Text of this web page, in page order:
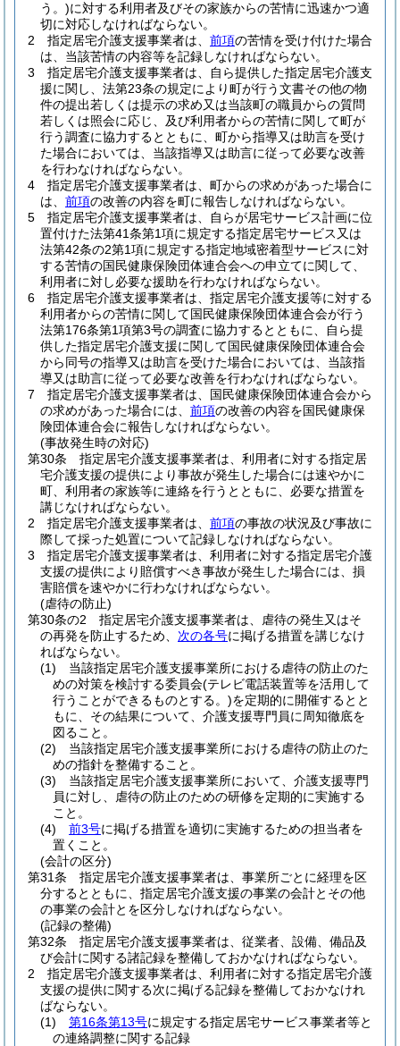
う。)に対する利用者及びその家族からの苦情に迅速かつ適
切に対応しなければならない。
2
指定居宅介護支援事業者は、 前項の苦情を受け付けた場合
は、当該苦情の内容等を記録しなければならない。
3
指定居宅介護支援事業者は、自ら提供した指定居宅介護支
援に関し、法第23条の規定により町が行う文書その他の物
件の提出若しくは提示の求め又は当該町の職員からの質問
若しくは照会に応じ、及び利用者からの苦情に関して町が
行う調査に協力するとともに、町から指導又は助言を受け
た場合においては、当該指導又は助言に従って必要な改善
を行わなければならない。
4
指定居宅介護支援事業者は、町からの求めがあった場合に
は、 前項の改善の内容を町に報告しなければならない。
5
指定居宅介護支援事業者は、自らが居宅サービス計画に位
置付けた法第41条第1項に規定する指定居宅サービス又は
法第42条の2第1項に規定する指定地域密着型サービスに対
する苦情の国民健康保険団体連合会への申立てに関して、
利用者に対し必要な援助を行わなければならない。
6
指定居宅介護支援事業者は、指定居宅介護支援等に対する
利用者からの苦情に関して国民健康保険団体連合会が行う
法第176条第1項第3号の調査に協力するとともに、自ら提
供した指定居宅介護支援に関して国民健康保険団体連合会
から同号の指導又は助言を受けた場合においては、当該指
導又は助言に従って必要な改善を行わなければならない。
7
指定居宅介護支援事業者は、国民健康保険団体連合会から
の求めがあった場合には、 前項の改善の内容を国民健康保
険団体連合会に報告しなければならない。
(事故発生時の対応)
第30条
指定居宅介護支援事業者は、利用者に対する指定居
宅介護支援の提供により事故が発生した場合には速やかに
町、利用者の家族等に連絡を行うとともに、必要な措置を
講じなければならない。
2
指定居宅介護支援事業者は、 前項の事故の状況及び事故に
際して採った処置について記録しなければならない。
3
指定居宅介護支援事業者は、利用者に対する指定居宅介護
支援の提供により賠償すべき事故が発生した場合には、損
害賠償を速やかに行わなければならない。
(虐待の防止)
第30条の2
指定居宅介護支援事業者は、虐待の発生又はそ
の再発を防止するため、 次の各号に掲げる措置を講じなけ
ればならない。
(1)
当該指定居宅介護支援事業所における虐待の防止のた
めの対策を検討する委員会(テレビ電話装置等を活用して
行うことができるものとする。)を定期的に開催するとと
もに、その結果について、介護支援専門員に周知徹底を
図ること。
(2)
当該指定居宅介護支援事業所における虐待の防止のた
めの指針を整備すること。
(3)
当該指定居宅介護支援事業所において、介護支援専門
員に対し、虐待の防止のための研修を定期的に実施する
こと。
(4)
前3号に掲げる措置を適切に実施するための担当者を
置くこと。
(会計の区分)
第31条
指定居宅介護支援事業者は、事業所ごとに経理を区
分するとともに、指定居宅介護支援の事業の会計とその他
の事業の会計とを区分しなければならない。
(記録の整備)
第32条
指定居宅介護支援事業者は、従業者、設備、備品及
び会計に関する諸記録を整備しておかなければならない。
2
指定居宅介護支援事業者は、利用者に対する指定居宅介護
支援の提供に関する次に掲げる記録を整備しておかなけれ
ばならない。
(1)
第16条第13号に規定する指定居宅サービス事業者等と
の連絡調整に関する記録